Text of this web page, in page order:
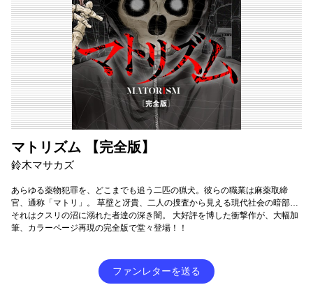
マトリズム 【完全版】
鈴木マサカズ
あらゆる薬物犯罪を、どこまでも追う二匹の猟犬。彼らの職業は麻薬取締
官、通称「マトリ」。 草壁と冴貴、二人の捜査から見える現代社会の暗部…
それはクスリの沼に溺れた者達の深き闇。 大好評を博した衝撃作が、大幅加
筆、カラーページ再現の完全版で堂々登場！！
ファンレターを送る